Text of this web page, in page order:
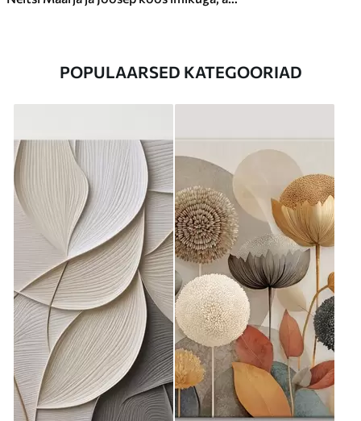
POPULAARSED KATEGOORIAD